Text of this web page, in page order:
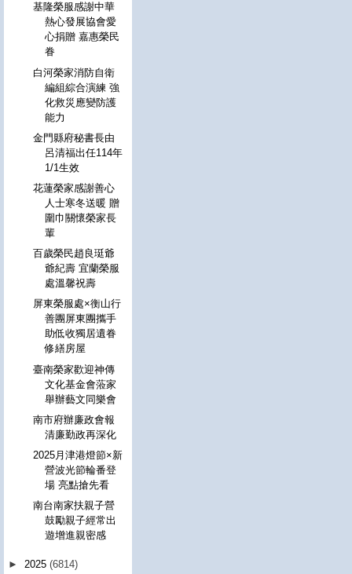
基隆榮服感謝中華
熱心發展協會愛
心捐贈 嘉惠榮民
眷
白河榮家消防自衛
編組綜合演練 強
化救災應變防護
能力
金門縣府秘書長由
呂清福出任114年
1/1生效
花蓮榮家感謝善心
人士寒冬送暖 贈
圍巾關懷榮家長
輩
百歲榮民趙良珽爺
爺紀壽 宜蘭榮服
處溫馨祝壽
屏東榮服處×衡山行
善團屏東團攜手
助低收獨居遺眷
修繕房屋
臺南榮家歡迎神傳
文化基金會蒞家
舉辦藝文同樂會
南市府辦廉政會報
清廉勤政再深化
2025月津港燈節×新
營波光節輪番登
場 亮點搶先看
南台南家扶親子營
鼓勵親子經常出
遊增進親密感
► 2025 (6814)